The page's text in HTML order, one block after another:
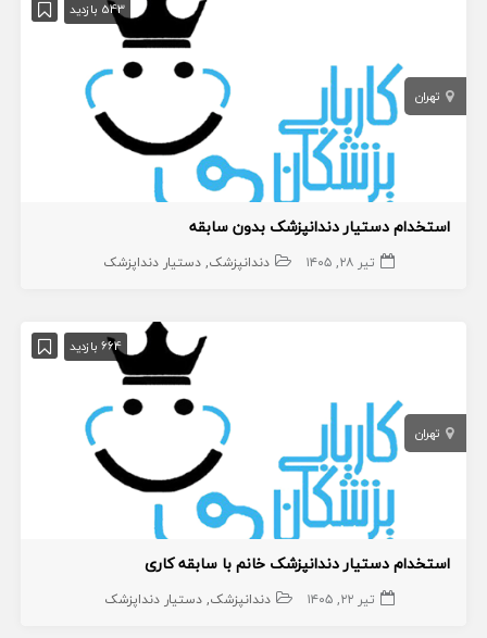
543 بازدید
تهران
استخدام دستیار دندانپزشک بدون سابقه
تیر ۲۸, ۱۴۰۵ دندانپزشک دستیار دنداپزشک
664 بازدید
تهران
استخدام دستیار دندانپزشک خانم با سابقه کاری
تیر ۲۲, ۱۴۰۵ دندانپزشک دستیار دنداپزشک